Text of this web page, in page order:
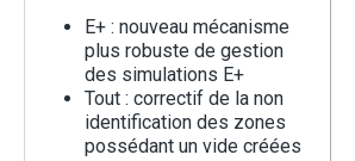
E+ : nouveau mécanisme
plus robuste de gestion
des simulations E+
Tout : correctif de la non
identification des zones
possédant un vide créées